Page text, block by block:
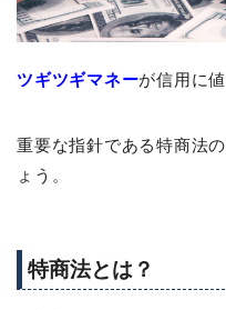
ツギツギマネーが信用に
重要な指針である特商法
ょう。
特商法とは？